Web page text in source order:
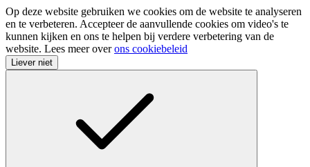
Op deze website gebruiken we cookies om de website te analyseren
en te verbeteren. Accepteer de aanvullende cookies om video's te
kunnen kijken en ons te helpen bij verdere verbetering van de
website. Lees meer overons cookiebeleid
Liever niet